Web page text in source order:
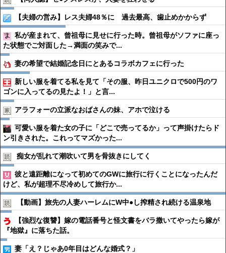
【夫婦の営み】レス夫婦48％に 過去最高、歯止めかからず
私が産まれて、曾祖母に見せに行った時。曾祖母がソファに座っ
た状態でご対面した→満面の笑みで...
妻の希望で結婚記念日にとあるコラボカフェに行った
新しい服を着てる私を見て「その服、昨日ユニクロで500円のワ
ゴンに入ってるの見たよ！」と言...
アラフォーの立派なおばさんの妹、アホで泣ける
可愛い服を着た女の子に「どこで売ってるか」って声掛けたらド
ン引きされた。これってマズかった...
痴女が乱れて潮吹いて男を骨抜きにしてく
彼と遠距離になって初めてのGWに旅行に行くことになったんだ
けど、私が超理不尽冷めして旅行か...
【動画】旅先の人妻ハーレムにW中●︎し搾精され続ける温泉地
【強烈な復讐】嫁の電話番号と怪文書をバラ撒いてやったら嫁が
『地獄』に落ちた話。
妻「え？じゃあ0年目はどんな婚式？」